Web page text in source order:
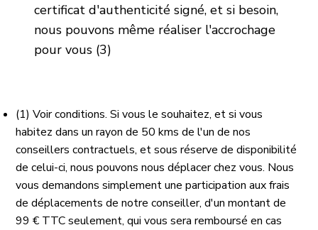
certificat d'authenticité signé, et si besoin,
nous pouvons même réaliser l'accrochage
pour vous (3)
(1) Voir conditions. Si vous le souhaitez, et si vous
habitez dans un rayon de 50 kms de l'un de nos
conseillers contractuels, et sous réserve de disponibilité
de celui-ci, nous pouvons nous déplacer chez vous. Nous
vous demandons simplement une participation aux frais
de déplacements de notre conseiller, d'un montant de
99 € TTC seulement, qui vous sera remboursé en cas